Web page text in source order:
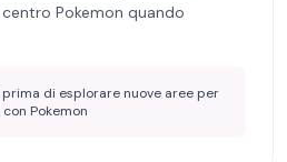
Pokemon quando
prima di esplorare nuove aree per
Pokemon